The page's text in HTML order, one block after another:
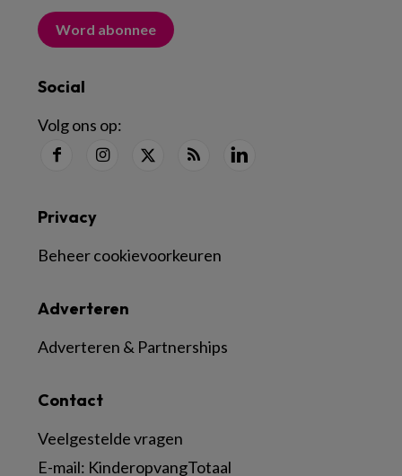
Word abonnee
Social
Volg ons op:
Contact
Veelgestelde vragen
E-mail: KinderopvangTotaal
Adverteren
Adverteren & Partnerships
Privacy
Beheer cookievoorkeuren